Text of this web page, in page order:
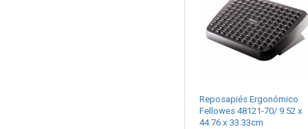
Reposapiés Ergonómico
Fellowes 48121-70/ 9.52 x
44.76 x 33.33cm